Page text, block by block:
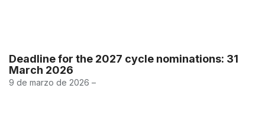
Deadline for the 2027 cycle nominations: 31
March 2026
9 de marzo de 2026 –